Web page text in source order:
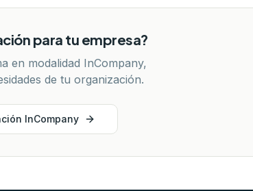
para tu empresa?
en modalidad InCompany,
de tu organización.
InCompany